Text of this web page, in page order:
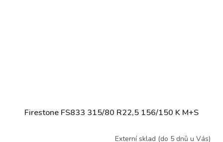
Firestone FS833 315/80 R22,5 156/150 K M+S
Externí sklad (do 5 dnů u Vás)